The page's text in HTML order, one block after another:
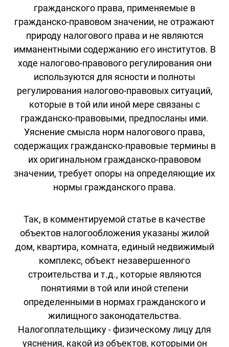
гражданского права, применяемые в
гражданско-правовом значении, не отражают
природу налогового права и не являются
имманентными содержанию его институтов. В
ходе налогово-правового регулирования они
используются для ясности и полноты
регулирования налогово-правовых ситуаций,
которые в той или иной мере связаны с
гражданско-правовыми, предпосланы ими.
Уяснение смысла норм налогового права,
содержащих гражданско-правовые термины в
их оригинальном гражданско-правовом
значении, требует опоры на определяющие их
нормы гражданского права.
Так, в комментируемой статье в качестве
объектов налогообложения указаны жилой
дом, квартира, комната, единый недвижимый
комплекс, объект незавершенного
строительства и т.д., которые являются
понятиями в той или иной степени
определенными в нормах гражданского и
жилищного законодательства.
Налогоплательщику - физическому лицу для
уяснения, какой из объектов, которыми он